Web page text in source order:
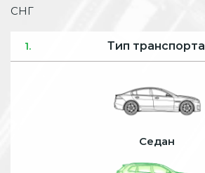
СНГ
1. Тип транспорта
Седан